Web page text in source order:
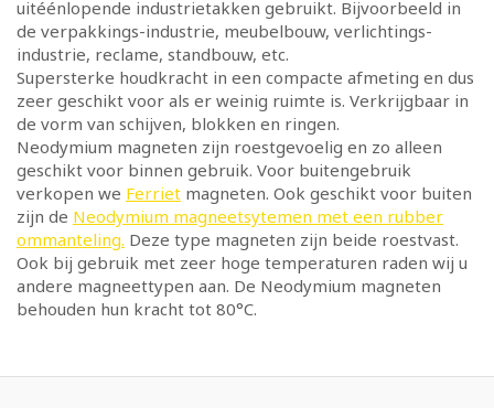
uitéénlopende industrietakken gebruikt. Bijvoorbeeld in
de verpakkings-industrie, meubelbouw, verlichtings-
industrie, reclame, standbouw, etc.
Supersterke houdkracht in een compacte afmeting en dus
zeer geschikt voor als er weinig ruimte is. Verkrijgbaar in
de vorm van schijven, blokken en ringen.
Neodymium magneten zijn roestgevoelig en zo alleen
geschikt voor binnen gebruik. Voor buitengebruik
verkopen we Ferriet magneten. Ook geschikt voor buiten
zijn de Neodymium magneetsytemen met een rubber
ommanteling. Deze type magneten zijn beide roestvast.
Ook bij gebruik met zeer hoge temperaturen raden wij u
andere magneettypen aan. De Neodymium magneten
behouden hun kracht tot 80°C.